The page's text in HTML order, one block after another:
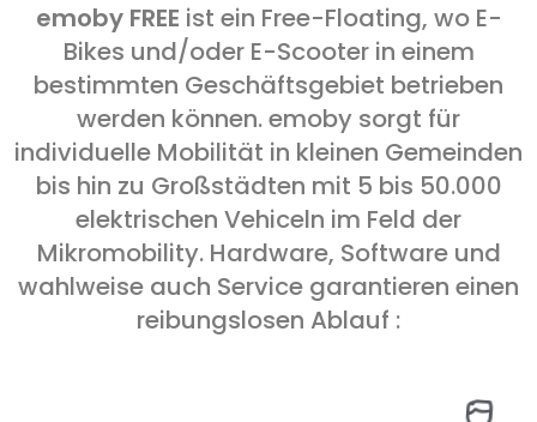
emoby FREE ist ein Free-Floating, wo E-
Bikes und/oder E-Scooter in einem
bestimmten Geschäftsgebiet betrieben
werden können. emoby sorgt für
individuelle Mobilität in kleinen Gemeinden
bis hin zu Großstädten mit 5 bis 50.000
elektrischen Vehiceln im Feld der
Mikromobility. Hardware, Software und
wahlweise auch Service garantieren einen
reibungslosen Ablauf :